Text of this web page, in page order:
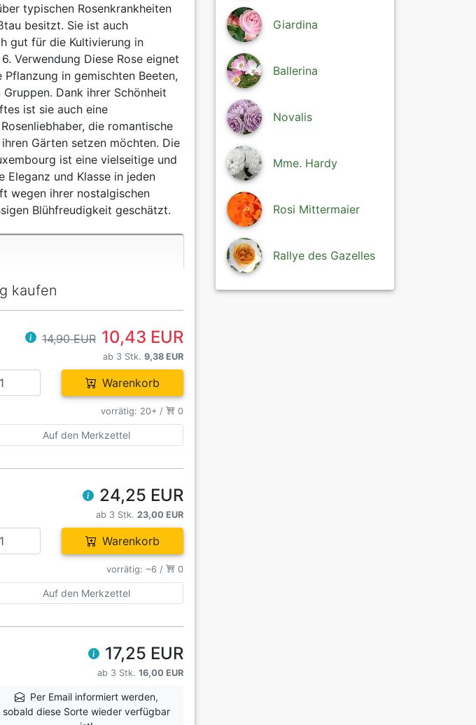
typischen Rosenkrankheiten
besitzt. Sie ist auch
gut für die Kultivierung in
Verwendung Diese Rose eignet
in gemischten Beeten,
Dank ihrer Schönheit
ist sie auch eine
die romantische
Gärten setzen möchten. Die
ist eine vielseitige und
Eleganz und Klasse in jeden
wegen ihrer nostalgischen
Blühfreudigkeit geschätzt.
kaufen
14,90 EUR 10,43 EUR
ab 3 Stk. 9,38 EUR
Warenkorb
vorrätig: 20+ / 0
Auf den Merkzettel
24,25 EUR
ab 3 Stk. 23,00 EUR
Warenkorb
vorrätig: ~6 / 0
Auf den Merkzettel
17,25 EUR
ab 3 Stk. 16,00 EUR
Per Email informiert werden,
sobald diese Sorte wieder verfügbar
Giardina
Ballerina
Novalis
Mme. Hardy
Rosi Mittermaier
Rallye des Gazelles